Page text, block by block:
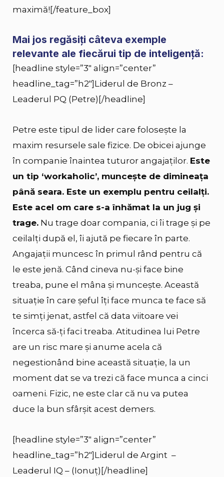
maximă![/feature_box]
Mai jos regăsiți câteva exemple
relevante ale fiecărui tip de inteligență:
[headline style=”3″ align=”center”
headline_tag=”h2″]Liderul de Bronz –
Leaderul PQ (Petre)[/headline]
Petre este tipul de lider care folosește la
maxim resursele sale fizice. De obicei ajunge
în companie înaintea tuturor angajaților. Este
un tip ‘workaholic’, muncește de dimineața
până seara. Este un exemplu pentru ceilalți.
Este acel om care s-a înhămat la un jug și
trage. Nu trage doar compania, ci îi trage și pe
ceilalți după el, îi ajută pe fiecare în parte.
Angajații muncesc în primul rând pentru că
le este jenă. Când cineva nu-și face bine
treaba, pune el mâna și muncește. Această
situație în care șeful îți face munca te face să
te simți jenat, astfel că data viitoare vei
încerca să-ți faci treaba. Atitudinea lui Petre
are un risc mare și anume acela că
negestionând bine această situație, la un
moment dat se va trezi că face munca a cinci
oameni. Fizic, ne este clar că nu va putea
duce la bun sfârșit acest demers.
[headline style=”3″ align=”center”
headline_tag=”h2″]Liderul de Argint –
Leaderul IQ – (Ionuț)[/headline]